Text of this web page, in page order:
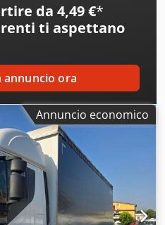
da 4,49 €*
ti aspettano
annuncio ora
Annuncio economico